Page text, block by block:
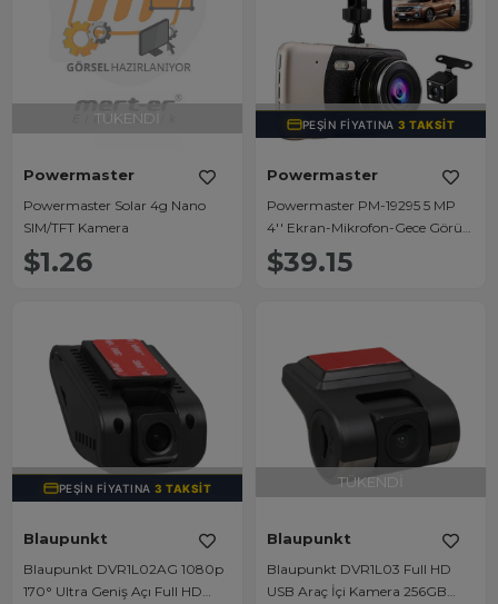
TÜKENDI
Powermaster
Powermaster Solar 4g Nano
SIM/TFT Kamera
$1.26
TÜKENDI
PEŞIN FIYATINA3 TAKSIT
Powermaster
Powermaster PM-19295 5 MP
4'' Ekran-Mikrofon-Gece Görüş
Araç Kamerası (32 Gb Desteği)
$39.15
TÜKENDI
PEŞIN FIYATINA3 TAKSIT
Blaupunkt
Blaupunkt DVR1L02AG 1080p
170° Ultra Geniş Açı Full HD
TÜKENDI
Blaupunkt
Blaupunkt DVR1L03 Full HD
USB Araç İçi Kamera 256GB